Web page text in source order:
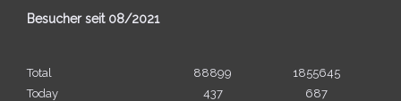
Besucher seit 08/​2021
Total 88899
1855645
Today
437
687